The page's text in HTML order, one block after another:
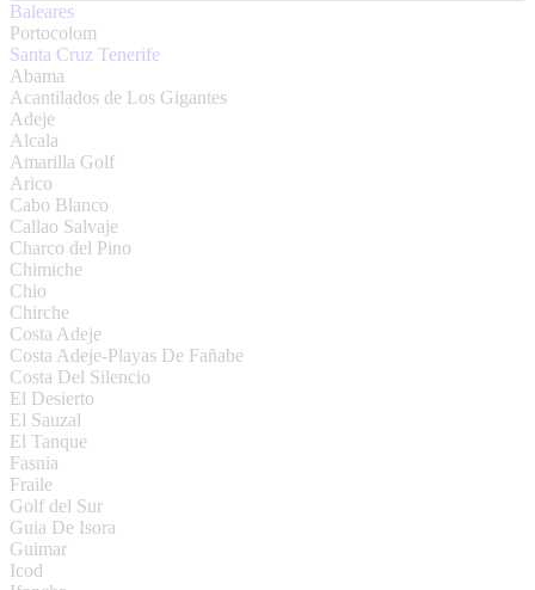
Baleares
Portocolom
Santa Cruz Tenerife
Abama
Acantilados de Los Gigantes
Adeje
Alcala
Amarilla Golf
Arico
Cabo Blanco
Callao Salvaje
Charco del Pino
Chimiche
Chio
Chirche
Costa Adeje
Costa Adeje-Playas De Fañabe
Costa Del Silencio
El Desierto
El Sauzal
El Tanque
Fasnia
Fraile
Golf del Sur
Guia De Isora
Guimar
Icod